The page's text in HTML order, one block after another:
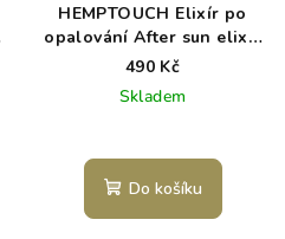
HEMPTOUCH Elixír po
opalování After sun elixir
100 ml
490 Kč
Skladem
Do košíku